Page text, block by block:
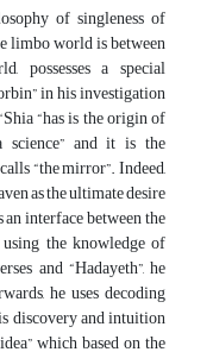
of singleness of
limbo world is between
possesses a special
in his investigation
“has is the origin of
science” and it is the
“the mirror”. Indeed,
as the ultimate desire
interface between the
the knowledge of
and “Hadayeth”, he
he uses decoding
discovery and intuition
which based on the